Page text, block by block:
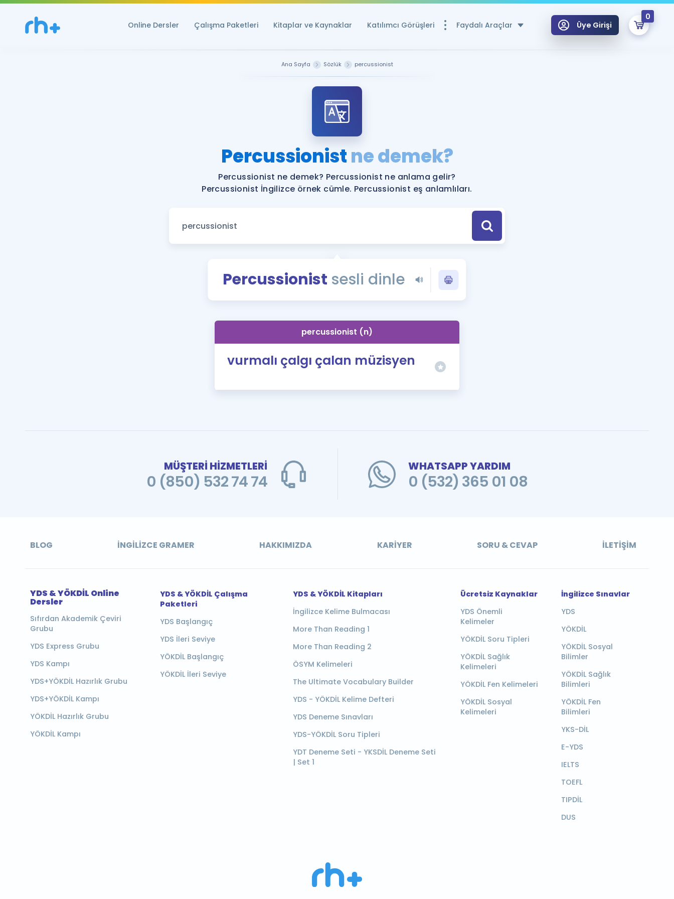
Online Dersler Çalışma Paketleri Kitaplar ve Kaynaklar Katılımcı Görüşleri Faydalı Araçlar
Ücretsiz Kaynaklar
YDS ve YÖKDİL Puan Hesaplama Aracı
YDS ve YÖKDİL'e Hazırlananlar için Öneriler
Tüm ÖSYM Sınavları Tek Takvimde
Blog
YDS - YÖKDİL Tüm Sınavlarla İlgili Haberler
İngilizce Gramer
Üye Girişi
0
Remzi Hoca ile seni sınava hazırlayacak onlarca eğitim seni bekliyor!
Ana Sayfa Sözlük percussionist
Percussionistne demek?
Percussionist ne demek? Percussionist ne anlama gelir?
Percussionist İngilizce örnek cümle. Percussionist eş anlamlıları.
Percussionist sesli dinle
percussionist (n)
vurmalı çalgı çalan müzisyen
MÜŞTERİ HİZMETLERİ
0 (850) 532 74 74
WHATSAPP YARDIM
0 (532) 365 01 08
BLOG İNGILIZCE GRAMER HAKKIMIZDA KARIYER SORU & CEVAP İLETIŞIM
YDS & YÖKDİL Online
Dersler
Sıfırdan Akademik Çeviri
Grubu
YDS Express Grubu
YDS Kampı
YDS+YÖKDİL Hazırlık Grubu
YDS+YÖKDİL Kampı
YÖKDİL Hazırlık Grubu
YÖKDİL Kampı
YDS & YÖKDİL Çalışma
Paketleri
YDS Başlangıç
YDS İleri Seviye
YÖKDİL Başlangıç
YÖKDİL İleri Seviye
YDS & YÖKDİL Kitapları
İngilizce Kelime Bulmacası
More Than Reading 1
More Than Reading 2
ÖSYM Kelimeleri
The Ultimate Vocabulary Builder
YDS - YÖKDİL Kelime Defteri
YDS Deneme Sınavları
YDS-YÖKDİL Soru Tipleri
YDT Deneme Seti - YKSDİL Deneme Seti
| Set 1
Ücretsiz Kaynaklar
YDS Önemli
Kelimeler
YÖKDİL Soru Tipleri
YÖKDİL Sağlık
Kelimeleri
YÖKDİL Fen Kelimeleri
YÖKDİL Sosyal
Kelimeleri
İngilizce Sınavlar
YDS
YÖKDİL
YÖKDİL Sosyal
Bilimler
YÖKDİL Sağlık
Bilimleri
YÖKDİL Fen
Bilimleri
YKS-DİL
E-YDS
IELTS
TOEFL
TIPDİL
DUS